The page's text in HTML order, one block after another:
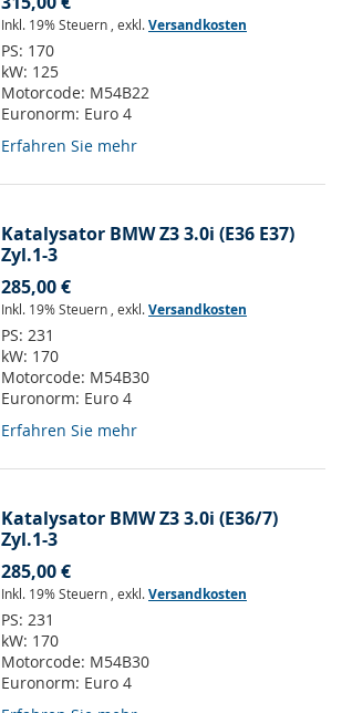
Inkl. 19% Steuern , exkl.Versandkosten
PS: 170
kW: 125
Motorcode: M54B22
Euronorm: Euro 4
Erfahren Sie mehr
Katalysator BMW Z3 3.0i (E36 E37)
Zyl.1-3
285,00 €
Inkl. 19% Steuern , exkl.Versandkosten
PS: 231
kW: 170
Motorcode: M54B30
Euronorm: Euro 4
Erfahren Sie mehr
Katalysator BMW Z3 3.0i (E36/7)
Zyl.1-3
285,00 €
Inkl. 19% Steuern , exkl.Versandkosten
PS: 231
kW: 170
Motorcode: M54B30
Euronorm: Euro 4